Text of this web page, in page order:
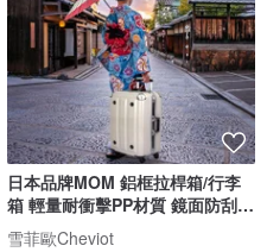
日本品牌MOM 鋁框拉桿箱/行李
箱 輕量耐衝擊PP材質 鏡面防刮
鋁框
雪菲歐Cheviot